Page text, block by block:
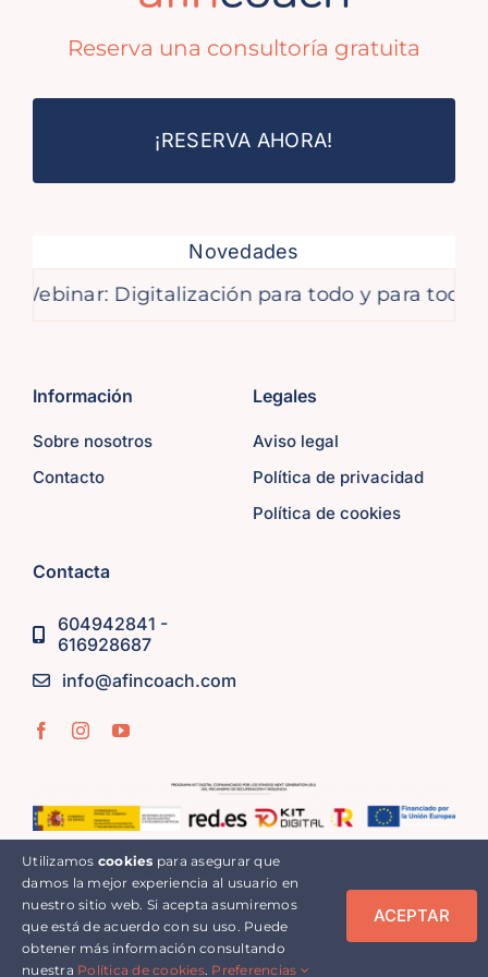
Reserva una consultoría gratuita
¡RESERVA AHORA!
Novedades
Digitalización para todo y para tod@s
Información
Sobre nosotros
Contacto
Legales
Aviso legal
Política de privacidad
Política de cookies
Contacta
604942841 -
616928687
info@afincoach.com
© Copyright 2023 | Afincoach | Todos los derechos
reservados
Utilizamos cookies para asegurar que
damos la mejor experiencia al usuario en
nuestro sitio web. Si acepta asumiremos
que está de acuerdo con su uso. Puede
obtener más información consultando
nuestra Política de cookies. Preferencias
ACEPTAR